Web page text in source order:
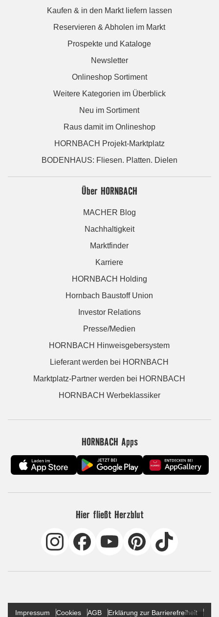
Kaufen & in den Markt liefern lassen
Reservieren & Abholen im Markt
Prospekte und Kataloge
Newsletter
Onlineshop Sortiment
Weitere Kategorien im Überblick
Neu im Sortiment
Raus damit im Onlineshop
HORNBACH Projekt-Marktplatz
BODENHAUS: Fliesen. Platten. Dielen
Über HORNBACH
MACHER Blog
Nachhaltigkeit
Marktfinder
Karriere
HORNBACH Holding
Hornbach Baustoff Union
Investor Relations
Presse/Medien
HORNBACH Hinweisgebersystem
Lieferant werden bei HORNBACH
Marktplatz-Partner werden bei HORNBACH
HORNBACH Werbeklassiker
HORNBACH Apps
Hier fließt Herzblut
Impressum Cookies AGB
Erklärung zur Barrierefreiheit